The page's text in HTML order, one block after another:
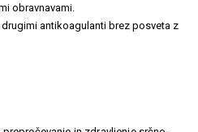
obravnavami.
antikoagulanti brez posveta z